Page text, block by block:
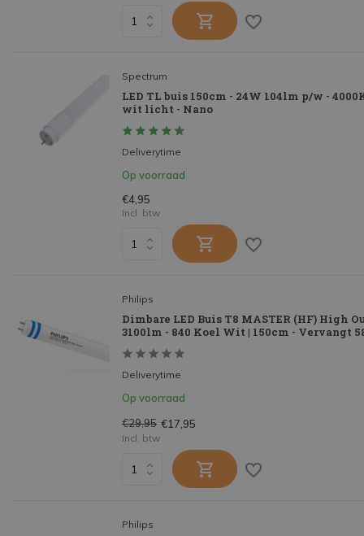
Spectrum
LED TL buis 150cm - 24W 104lm p/w -
wit licht - Nano
Deliverytime
Op voorraad
€4,95
Incl. btw
Philips
Dimbare LED Buis T8 MASTER (HF) High
3100lm - 840 Koel Wit | 150cm - Vervangt
Deliverytime
Op voorraad
€29,95 €17,95
Incl. btw
Philips